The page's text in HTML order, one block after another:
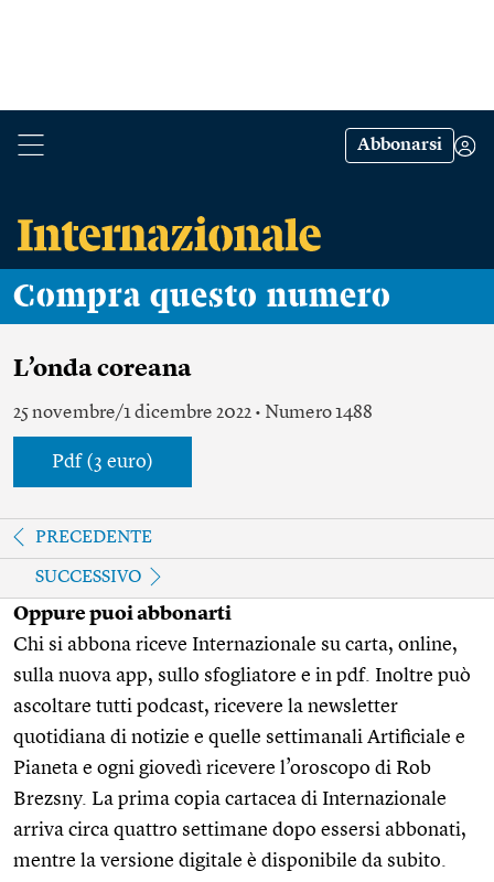
Abbonarsi
Compra questo numero
L’onda coreana
25 novembre/1 dicembre 2022 • Numero 1488
Pdf (3 euro)
PRECEDENTE
SUCCESSIVO
Oppure puoi abbonarti
Chi si abbona riceve Internazionale su carta, online,
sulla nuova app, sullo sfogliatore e in pdf. Inoltre può
ascoltare tutti podcast, ricevere la newsletter
quotidiana di notizie e quelle settimanali Artificiale e
Pianeta e ogni giovedì ricevere l’oroscopo di Rob
Brezsny. La prima copia cartacea di Internazionale
arriva circa quattro settimane dopo essersi abbonati,
mentre la versione digitale è disponibile da subito.